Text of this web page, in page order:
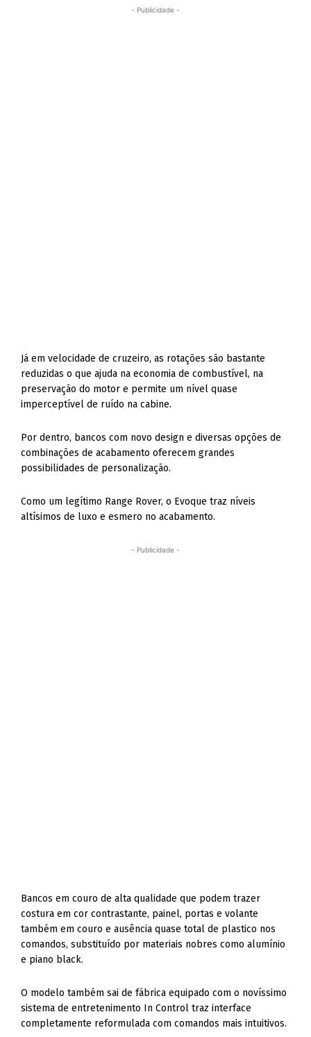
- Publicidade -
Já em velocidade de cruzeiro, as rotações são bastante
reduzidas o que ajuda na economia de combustível, na
preservação do motor e permite um nível quase
imperceptível de ruído na cabine.
Por dentro, bancos com novo design e diversas opções de
combinações de acabamento oferecem grandes
possibilidades de personalização.
Como um legítimo Range Rover, o Evoque traz níveis
altísimos de luxo e esmero no acabamento.
- Publicidade -
Bancos em couro de alta qualidade que podem trazer
costura em cor contrastante, painel, portas e volante
também em couro e ausência quase total de plastico nos
comandos, substituído por materiais nobres como alumínio
e piano black.
O modelo também sai de fábrica equipado com o novíssimo
sistema de entretenimento In Control traz interface
completamente reformulada com comandos mais intuitivos.